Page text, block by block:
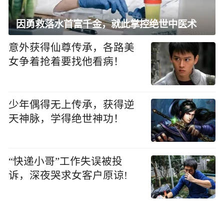
因勇救落水首富千金，就此掌控绝世中医术
意外获得仙尊传承，各路美
女争着抢着要找他看病！
少年偶得无上传承，获得逆
天神脉，学得绝世神功！
“快递小哥”工作失误被投
诉，深夜哭求女客户原谅!